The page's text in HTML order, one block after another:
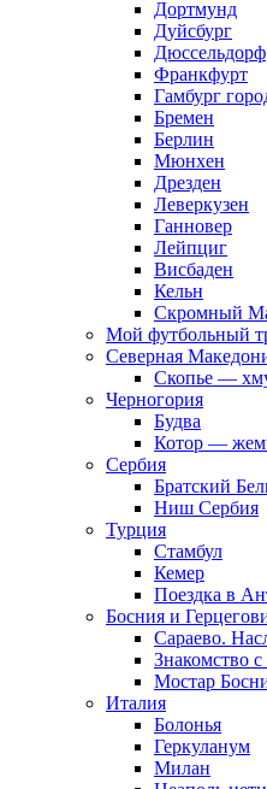
Дортмунд
Дуйсбург
Дюссельдорф
Франкфурт
Гамбург
Бремен
Берлин
Мюнхен
Дрезден
Леверкузен
Ганновер
Лейпциг
Висбаден
Кельн
Скромный
Мой футбольный
Северная
Скопье —
Черногория
Будва
Котор —
Сербия
Братский
Ниш Сербия
Турция
Стамбул
Кемер
Поездка в
Босния и
Сараево.
Знакомство
Мостар
Италия
Болонья
Геркуланум
Милан